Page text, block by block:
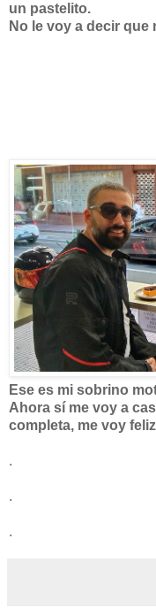
un pastelito.
No le voy a decir que
Ese es mi sobrino
Ahora sí me voy a
completa, me voy
.
.
.